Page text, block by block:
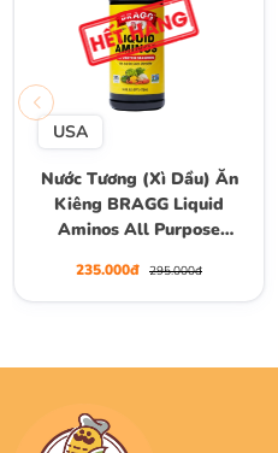
USA
Nước Tương (Xì Dầu) Ăn
Kiêng BRAGG Liquid
Aminos All Purpose
235.000đ 295.000đ